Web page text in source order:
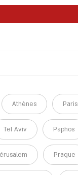
Athènes Paris
Tel Aviv Paphos
Prague